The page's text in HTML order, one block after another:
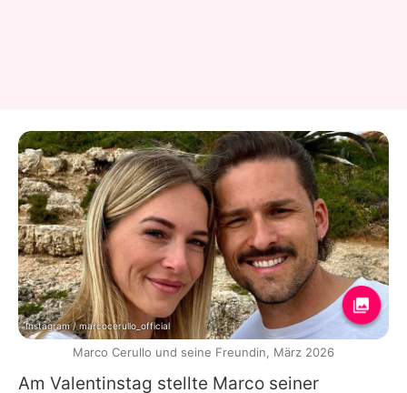
Am Valentinstag stellte Marco seiner
Instagram / marcocerullo_official
Marco Cerullo und seine Freundin, März 2026